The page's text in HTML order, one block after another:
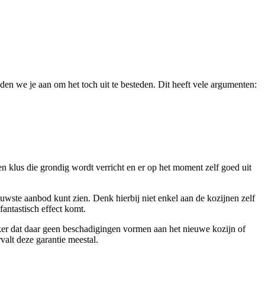
we je aan om het toch uit te besteden. Dit heeft vele argumenten:
klus die grondig wordt verricht en er op het moment zelf goed uit
aanbod kunt zien. Denk hierbij niet enkel aan de kozijnen zelf
effect komt.
dat daar geen beschadigingen vormen aan het nieuwe kozijn of
deze garantie meestal.